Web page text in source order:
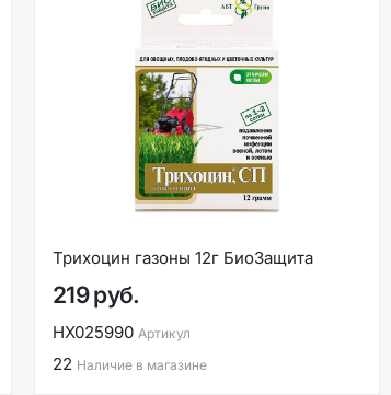
Трихоцин газоны 12г БиоЗащита
219 руб.
НХ025990 Артикул
22 Наличие в магазине